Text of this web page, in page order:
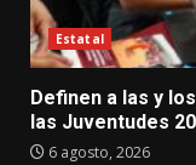
Estatal
Definen a las y
las Juventudes
6 agosto, 2026